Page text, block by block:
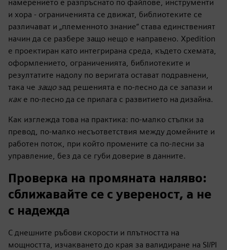
намерението е разпръснато по файлове, инструменти
и хора - ограниченията се движат, библиотеките се
различават и „племенното знание“ става единственият
начин да се разбере защо нещо е направено. Xpedition
е проектиран като интегрирана среда, където схемата,
оформлението, ограниченията, библиотеките и
резултатите надолу по веригата остават подравнени,
така че защозад решенията е по-лесно да се запази и
каке по-лесно да се прилага с развитието на дизайна.
Как изглежда това на практика: по-малко стъпки за
превод, по-малко несъответствия между домейните и
работен поток, при който промените са по-лесни за
управление, без да се губи доверие в данните.
Проверка на промяната наляво:
сближавайте се с увереност, а не
с надежда
С днешните ръбови скорости и плътността на
мощността, изчакването до края за валидиране на SI/PI